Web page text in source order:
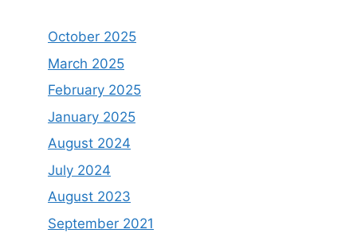
October 2025
March 2025
February 2025
January 2025
August 2024
July 2024
August 2023
September 2021